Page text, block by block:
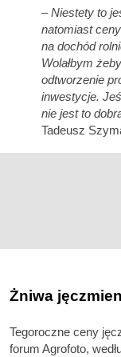
–Niestety to
natomiast
na dochód
Wolałbym
odtworzenie
inwestycje.
nie jest to
Tadeusz
Żniwa
Tegoroczne ceny
forum Agrofoto,